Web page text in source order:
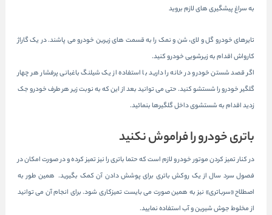
به سراغ پیشگیری های لازم بروید
تایرهای خودرو گل و لای، شن و نمک را به قسمت های زیرین خودرو می پاشند. در یک گاراژ
کارواش اقدام به زیرشویی خودرو کنید.
اگر قصد شستن خودرو در خانه را دارید با استفاده از یک شیلنگ باغبانی پرفشار هر چهار
گلگیر خودرو را شستشو کنید. حتی می توانید بعد از این که به نوبت زیر هر طرف خودرو جک
زدید اقدام به شستشوی داخل گلگیرها بنمائید.
باتری خودرو را فراموش نکنید
در کنار تمیز کردن موتور خودرو لازم است که حتما باتری را نیز تمیز کرده و در صورت امکان در
فصول سرد سال از یک روکش باتری برای پوشش دادن آن کمک بگیرید. همین طور به
اصطلاح «سرباتری» نیز به همین صورت می بایست تمیزکاری شود. برای انجام آن می توانید
از مخلوط جوش شیرین و آب استفاده نمایید.